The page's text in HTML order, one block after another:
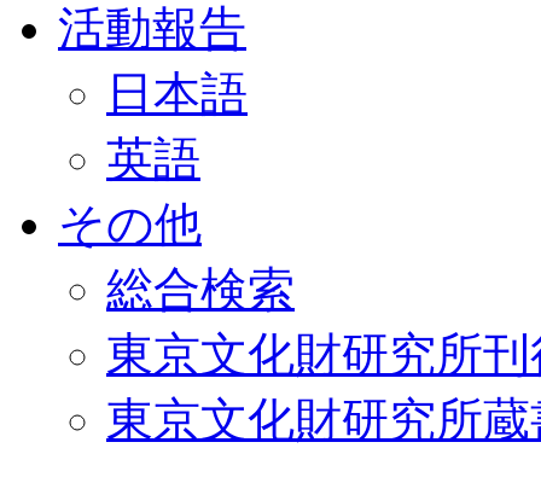
活動報告
日本語
英語
その他
総合検索
東京文化財研究所
東京文化財研究所